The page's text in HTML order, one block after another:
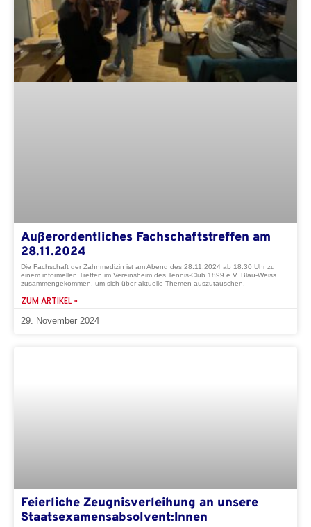
Außerordentliches Fachschaftstreffen am
28.11.2024
Die Fachschaft der Zahnmedizin ist am Abend des 28.11.2024 ab 18:30 Uhr zu
einem informellen Treffen im Vereinsheim des Tennis-Club 1899 e.V. Blau-Weiss
zusammengekommen, um sich über aktuelle Themen auszutauschen.
ZUM ARTIKEL »
29. November 2024
Feierliche Zeugnisverleihung an unsere
Staatsexamensabsolvent:Innen